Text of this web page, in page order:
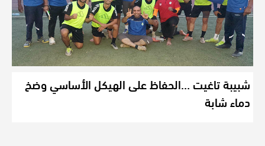
شبيبة تاغيت …الحفاظ على الهيكل الأساسي وضخ
دماء شابة